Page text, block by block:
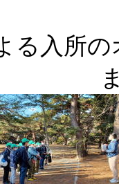
る入所